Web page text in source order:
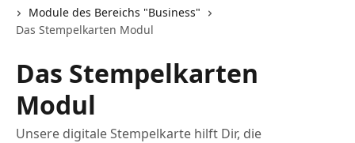
Module des Bereichs "Business"
Das Stempelkarten Modul
Das Stempelkarten
Modul
Unsere digitale Stempelkarte hilft Dir, die